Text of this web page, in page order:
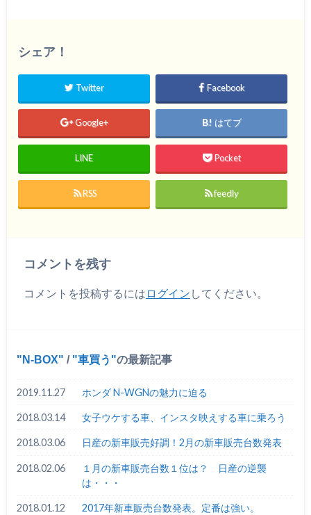
シェア！
Twitter Facebook
Google+ はてブ
LINE Pocket
RSS feedly
コメントを残す
コメントを投稿するには ログイン してください。
N-BOX / 車買う の最新記事
2019.11.27 ホンダ N-WGNの魅力に迫る
2018.03.14 女子ウケする車、インスタ映えする車に乗ろう
2018.03.06 日産の新車販売好調！2月の新車販売台数発表
2018.02.06
１月の新車販売台数１位は？ 日産の逆襲
は・・・
2018.01.12 2017年新車販売台数発表。定番は強い。